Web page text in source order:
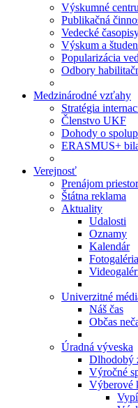
Výskumné
Publikačná
Vedecké
Výskum a
Popularizácia
Odbory
Medzinárodné vzťahy
Stratégia
Členstvo UKF
Dohody o
ERASMUS+
Verejnosť
Prenájom
Štátna reklama
Aktuality
Udalosti
Oznamy
Kalendár
Fotogaléria
Univerzitné
Náš čas
Občas
Úradná výveska
Dlhodobý
Výročné
Výberové